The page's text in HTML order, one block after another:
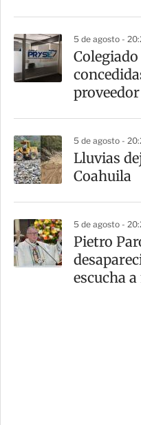
5 de agosto -
5 de agosto -
Lluvias
Coahuila
5 de agosto -
Pietro
escucha